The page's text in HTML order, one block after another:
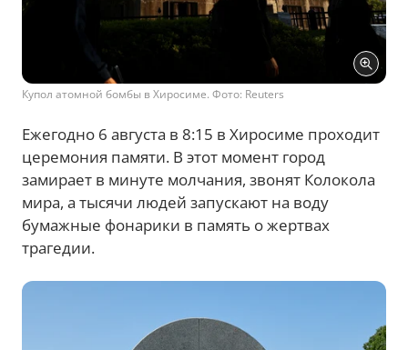
Купол атомной бомбы в Хиросиме. Фото: Reuters
Ежегодно 6 августа в 8:15 в Хиросиме проходит
церемония памяти. В этот момент город
замирает в минуте молчания, звонят Колокола
мира, а тысячи людей запускают на воду
бумажные фонарики в память о жертвах
трагедии.